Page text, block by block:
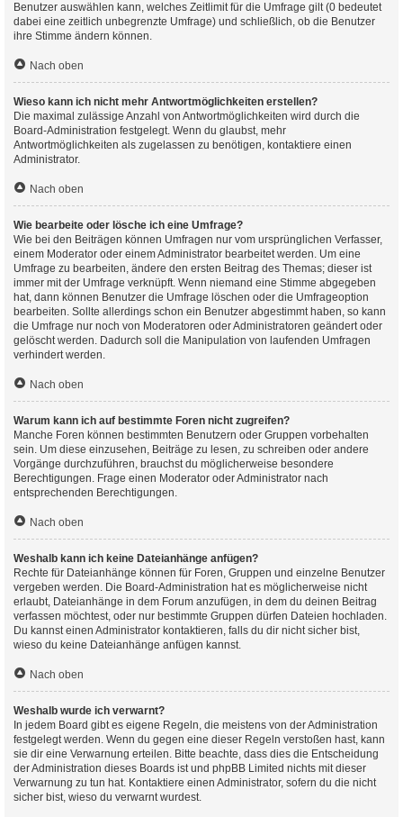
Benutzer auswählen kann, welches Zeitlimit für die Umfrage gilt (0 bedeutet
dabei eine zeitlich unbegrenzte Umfrage) und schließlich, ob die Benutzer
ihre Stimme ändern können.
Nach oben
Wieso kann ich nicht mehr Antwortmöglichkeiten erstellen?
Die maximal zulässige Anzahl von Antwortmöglichkeiten wird durch die
Board-Administration festgelegt. Wenn du glaubst, mehr
Antwortmöglichkeiten als zugelassen zu benötigen, kontaktiere einen
Administrator.
Nach oben
Wie bearbeite oder lösche ich eine Umfrage?
Wie bei den Beiträgen können Umfragen nur vom ursprünglichen Verfasser,
einem Moderator oder einem Administrator bearbeitet werden. Um eine
Umfrage zu bearbeiten, ändere den ersten Beitrag des Themas; dieser ist
immer mit der Umfrage verknüpft. Wenn niemand eine Stimme abgegeben
hat, dann können Benutzer die Umfrage löschen oder die Umfrageoption
bearbeiten. Sollte allerdings schon ein Benutzer abgestimmt haben, so kann
die Umfrage nur noch von Moderatoren oder Administratoren geändert oder
gelöscht werden. Dadurch soll die Manipulation von laufenden Umfragen
verhindert werden.
Nach oben
Warum kann ich auf bestimmte Foren nicht zugreifen?
Manche Foren können bestimmten Benutzern oder Gruppen vorbehalten
sein. Um diese einzusehen, Beiträge zu lesen, zu schreiben oder andere
Vorgänge durchzuführen, brauchst du möglicherweise besondere
Berechtigungen. Frage einen Moderator oder Administrator nach
entsprechenden Berechtigungen.
Nach oben
Weshalb kann ich keine Dateianhänge anfügen?
Rechte für Dateianhänge können für Foren, Gruppen und einzelne Benutzer
vergeben werden. Die Board-Administration hat es möglicherweise nicht
erlaubt, Dateianhänge in dem Forum anzufügen, in dem du deinen Beitrag
verfassen möchtest, oder nur bestimmte Gruppen dürfen Dateien hochladen.
Du kannst einen Administrator kontaktieren, falls du dir nicht sicher bist,
wieso du keine Dateianhänge anfügen kannst.
Nach oben
Weshalb wurde ich verwarnt?
In jedem Board gibt es eigene Regeln, die meistens von der Administration
festgelegt werden. Wenn du gegen eine dieser Regeln verstoßen hast, kann
sie dir eine Verwarnung erteilen. Bitte beachte, dass dies die Entscheidung
der Administration dieses Boards ist und phpBB Limited nichts mit dieser
Verwarnung zu tun hat. Kontaktiere einen Administrator, sofern du die nicht
sicher bist, wieso du verwarnt wurdest.